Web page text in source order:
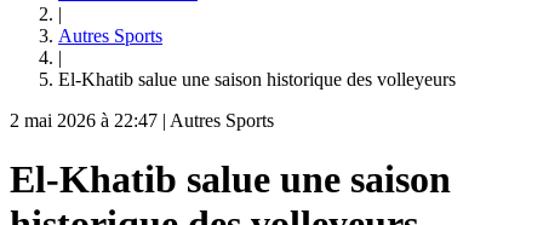
|
Autres Sports
|
El-Khatib salue une saison historique des volleyeurs
2 mai 2026 à 22:47 | Autres Sports
El-Khatib salue une saison